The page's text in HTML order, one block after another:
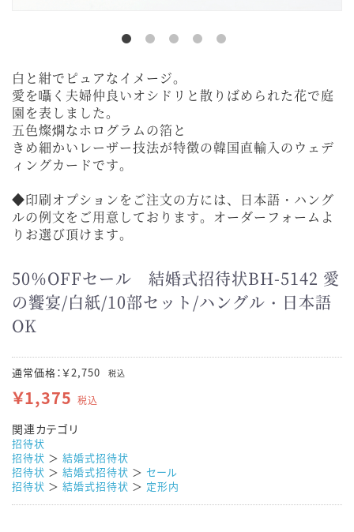
白と紺でピュアなイメージ。
愛を囁く夫婦仲良いオシドリと散りばめられた花で庭
園を表しました。
五色燦燗なホログラムの箔と
きめ細かいレーザー技法が特徴の韓国直輸入のウェデ
ィングカードです。
◆印刷オプションをご注文の方には、日本語・ハング
ルの例文をご用意しております。オーダーフォームよ
りお選び頂けます。
50％OFFセール 結婚式招待状BH-5142 愛
の饗宴/白紙/10部セット/ハングル・日本語
OK
通常価格：￥2,750 税込
￥1,375 税込
関連カテゴリ
招待状
招待状 ＞ 結婚式招待状
招待状 ＞ 結婚式招待状 ＞ セール
招待状 ＞ 結婚式招待状 ＞ 定形内